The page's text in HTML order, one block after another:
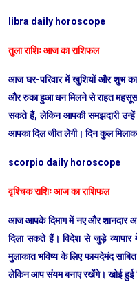
libra daily horoscope
तुला राशिः आज का राशिफल
आज घर-परिवार में खुशियों और शुभ
और रुका हुआ धन मिलने से राहत महसूस
सकते हैं, लेकिन आपकी समझदारी उन्हें
आपका दिल जीत लेगी। दिन कुल
scorpio daily horoscope
वृश्चिक राशिः आज का राशिफल
आज आपके दिमाग में नए और शानदार
दिला सकते हैं। विदेश से जुड़े व्यापार
मुलाकात भविष्य के लिए फायदेमंद
लेकिन आप संयम बनाए रखेंगे। खोई हुई